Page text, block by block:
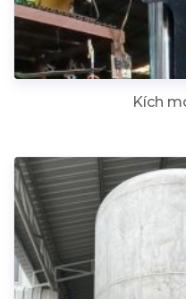
Kích